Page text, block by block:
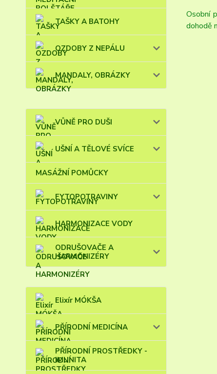
TAŠKY A BATOHY
OZDOBY Z NEPÁLU
MANDALY, OBRÁZKY
VŮNĚ PRO DUŠI
UŠNÍ A TĚLOVÉ SVÍCE
MASÁŽNÍ POMŮCKY
FYTOPOTRAVINY
HARMONIZACE VODY
ODRUŠOVAČE A
HARMONIZÉRY
Elixír MÓKŠA
PŘÍRODNÍ MEDICÍNA
PŘÍRODNÍ PROSTŘEDKY -
IMUNITA
Osobní
dohodě